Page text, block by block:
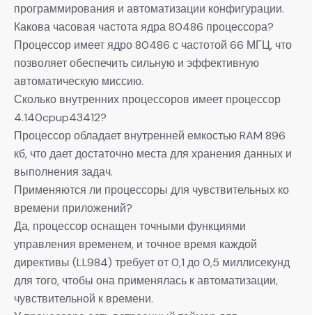
программирования и автоматизации конфигурации.
Какова часовая частота ядра 80486 процессора?
Процессор имеет ядро 80486 с частотой 66 МГЦ, что
позволяет обеспечить сильную и эффективную
автоматическую миссию.
Сколько внутренних процессоров имеет процессор
4.140cpup43412?
Процессор обладает внутренней емкостью RAM 896
кб, что дает достаточно места для хранения данных и
выполнения задач.
Применяются ли процессоры для чувствительных ко
времени приложений?
Да, процессор оснащен точными функциями
управления временем, и точное время каждой
директивы (LL984) требует от 0,1 до 0,5 миллисекунд
для того, чтобы она применялась к автоматизации,
чувствительной к времени.